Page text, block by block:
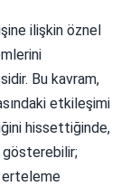
ilişkin öznel
Bu kavram,
etkileşimi
hissettiğinde,
gösterebilir;
erteleme